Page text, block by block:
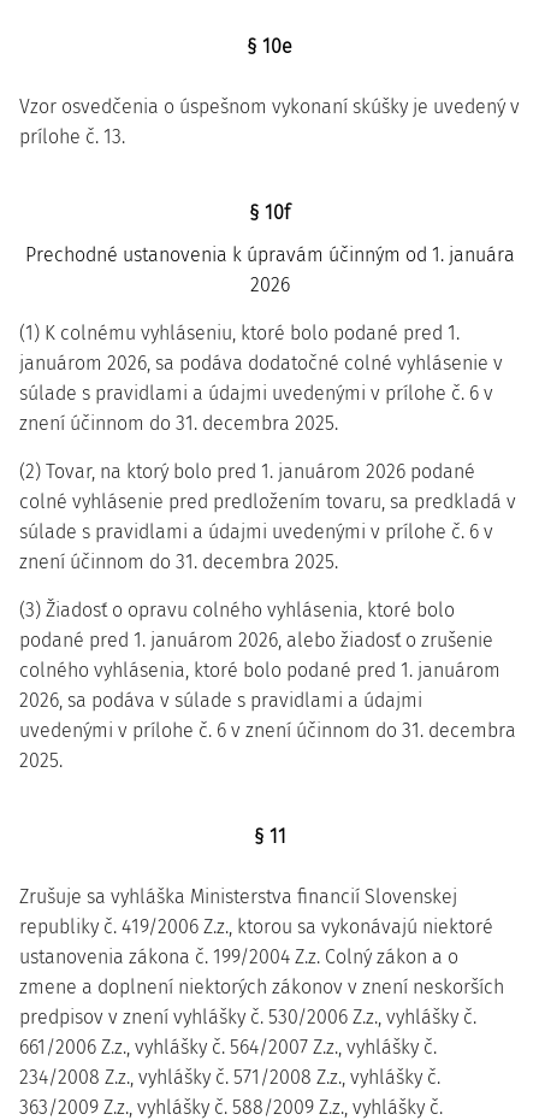
§ 10e
Vzor osvedčenia o úspešnom vykonaní skúšky je uvedený v
prílohe č. 13.
§ 10f
Prechodné ustanovenia k úpravám účinným od 1. januára
2026
(1) K colnému vyhláseniu, ktoré bolo podané pred 1.
januárom 2026, sa podáva dodatočné colné vyhlásenie v
súlade s pravidlami a údajmi uvedenými v prílohe č. 6 v
znení účinnom do 31. decembra 2025.
(2) Tovar, na ktorý bolo pred 1. januárom 2026 podané
colné vyhlásenie pred predložením tovaru, sa predkladá v
súlade s pravidlami a údajmi uvedenými v prílohe č. 6 v
znení účinnom do 31. decembra 2025.
(3) Žiadosť o opravu colného vyhlásenia, ktoré bolo
podané pred 1. januárom 2026, alebo žiadosť o zrušenie
colného vyhlásenia, ktoré bolo podané pred 1. januárom
2026, sa podáva v súlade s pravidlami a údajmi
uvedenými v prílohe č. 6 v znení účinnom do 31. decembra
2025.
§ 11
Zrušuje sa vyhláška Ministerstva financií Slovenskej
republiky č. 419/2006 Z.z., ktorou sa vykonávajú niektoré
ustanovenia zákona č. 199/2004 Z.z. Colný zákon a o
zmene a doplnení niektorých zákonov v znení neskorších
predpisov v znení vyhlášky č. 530/2006 Z.z., vyhlášky č.
661/2006 Z.z., vyhlášky č. 564/2007 Z.z., vyhlášky č.
234/2008 Z.z., vyhlášky č. 571/2008 Z.z., vyhlášky č.
363/2009 Z.z., vyhlášky č. 588/2009 Z.z., vyhlášky č.